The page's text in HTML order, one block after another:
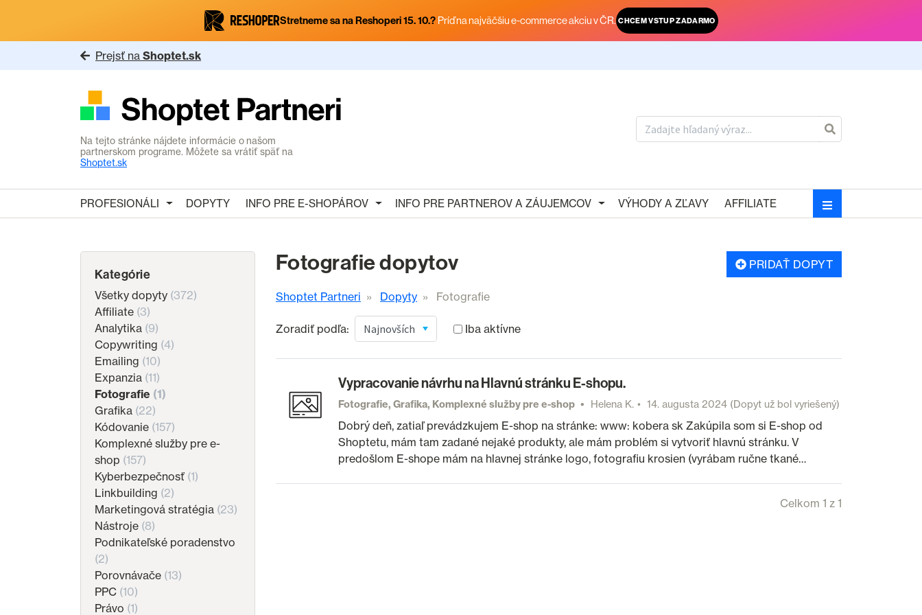
Stretneme sa na Reshoperi 15. 10.? Príď na najväčšiu e-commerce akciu v ČR. CHCEM VSTUP ZADARMO
Prejsť na Shoptet.sk
Na tejto stránke nájdete informácie o našom
partnerskom programe. Môžete sa vrátiť späť na
Shoptet.sk
PROFESIONÁLI DOPYTY INFO PRE E-SHOPÁROV INFO PRE PARTNEROV A ZÁUJEMCOV VÝHODY A ZĽAVY AFFILIATE
Kategórie
Všetky dopyty (372)
Affiliate (3)
Analytika (9)
Copywriting (4)
Emailing (10)
Expanzia (11)
Fotografie (1)
Grafika (22)
Kódovanie (157)
Komplexné služby pre e-
shop (157)
Kyberbezpečnosť (1)
Linkbuilding (2)
Marketingová stratégia (23)
Nástroje (8)
Podnikateľské poradenstvo
(2)
Porovnávače (13)
PPC (10)
Právo (1)
Fotografie dopytov PRIDAŤ DOPYT
Shoptet Partneri Dopyty Fotografie
Zoradiť podľa: Iba aktívne
Vypracovanie návrhu na Hlavnú stránku E-shopu.
Fotografie, Grafika, Komplexné služby pre e-shop Helena K. 14. augusta 2024(Dopyt už bol vyriešený)
Dobrý deň, zatiaľ prevádzkujem E-shop na stránke: www: kobera sk Zakúpila som si E-shop od
Shoptetu, mám tam zadané nejaké produkty, ale mám problém si vytvoriť hlavnú stránku. V
predošlom E-shope mám na hlavnej stránke logo, fotografiu krosien (vyrábam ručne tkané…
Celkom 1 z 1